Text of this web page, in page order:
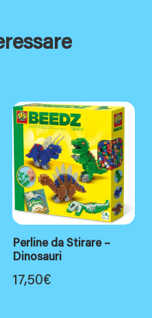
Perline da Stirare –
Dinosauri
17,50€